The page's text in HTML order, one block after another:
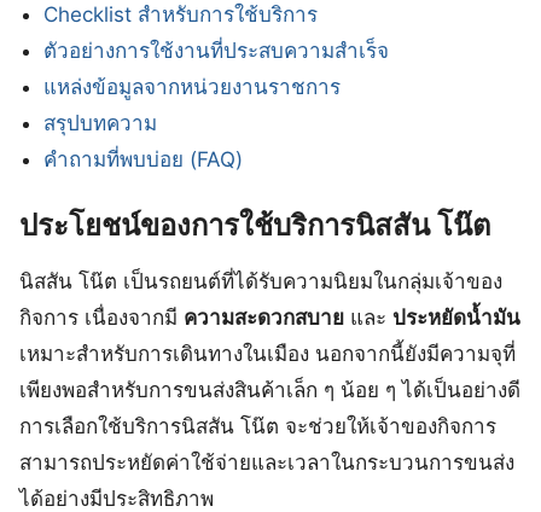
Checklist สำหรับการใช้บริการ
ตัวอย่างการใช้งานที่ประสบความสำเร็จ
แหล่งข้อมูลจากหน่วยงานราชการ
สรุปบทความ
คำถามที่พบบ่อย (FAQ)
ประโยชน์ของการใช้บริการนิสสัน โน๊ต
นิสสัน โน๊ต เป็นรถยนต์ที่ได้รับความนิยมในกลุ่มเจ้าของ
กิจการ เนื่องจากมี ความสะดวกสบาย และ ประหยัดน้ำมัน
เหมาะสำหรับการเดินทางในเมือง นอกจากนี้ยังมีความจุที่
เพียงพอสำหรับการขนส่งสินค้าเล็ก ๆ น้อย ๆ ได้เป็นอย่างดี
การเลือกใช้บริการนิสสัน โน๊ต จะช่วยให้เจ้าของกิจการ
สามารถประหยัดค่าใช้จ่ายและเวลาในกระบวนการขนส่ง
ได้อย่างมีประสิทธิภาพ